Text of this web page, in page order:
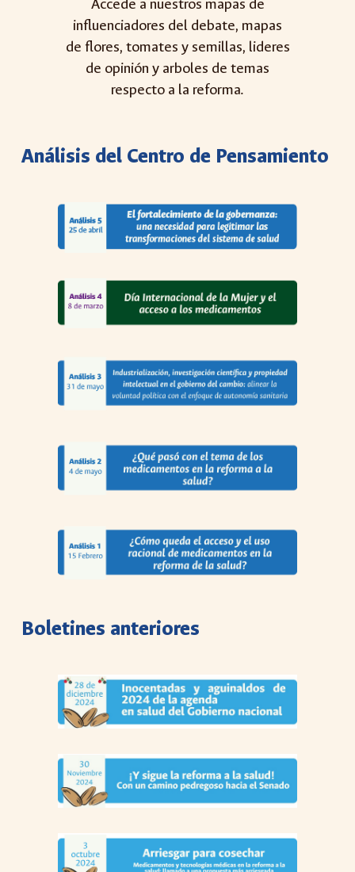
Accede a nuestros mapas de
influenciadores del debate, mapas
de flores, tomates y semillas, lideres
de opinión y arboles de temas
respecto a la reforma.
Análisis del Centro de Pensamiento
Boletines anteriores